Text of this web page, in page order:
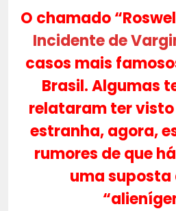
O chamado
Incidente de
casos mais
Brasil. Algumas
relataram ter
estranha, agora,
rumores de que
uma